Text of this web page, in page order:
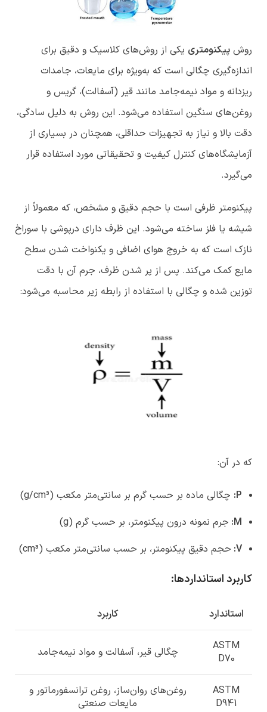
روش پیکنومتری یکی از روش‌های کلاسیک و دقیق برای
اندازه‌گیری چگالی است که به‌ویژه برای مایعات، جامدات
ریزدانه و مواد نیمه‌جامد مانند قیر (آسفالت)، گریس و
روغن‌های سنگین استفاده می‌شود. این روش به دلیل سادگی،
دقت بالا و نیاز به تجهیزات حداقلی، همچنان در بسیاری از
آزمایشگاه‌های کنترل کیفیت و تحقیقاتی مورد استفاده قرار
می‌گیرد.
پیکنومتر ظرفی است با حجم دقیق و مشخص، که معمولاً از
شیشه یا فلز ساخته می‌شود. این ظرف دارای درپوشی با سوراخ
نازک است که به خروج هوای اضافی و یکنواخت شدن سطح
مایع کمک می‌کند. پس از پر شدن ظرف، جرم آن با دقت
توزین شده و چگالی با استفاده از رابطه زیر محاسبه می‌شود:
که در آن:
P
: چگالی ماده بر حسب گرم بر سانتی‌متر مکعب (g/cm³)
M: جرم نمونه درون پیکنومتر، بر حسب گرم (g)
V
: حجم دقیق پیکنومتر، بر حسب سانتی‌متر مکعب (cm³)
کاربرد استانداردها:
استاندارد کاربرد
ASTM
D70
چگالی قیر، آسفالت و مواد نیمه‌جامد
ASTM
D941
روغن‌های روان‌ساز، روغن ترانسفورماتور و
مایعات صنعتی